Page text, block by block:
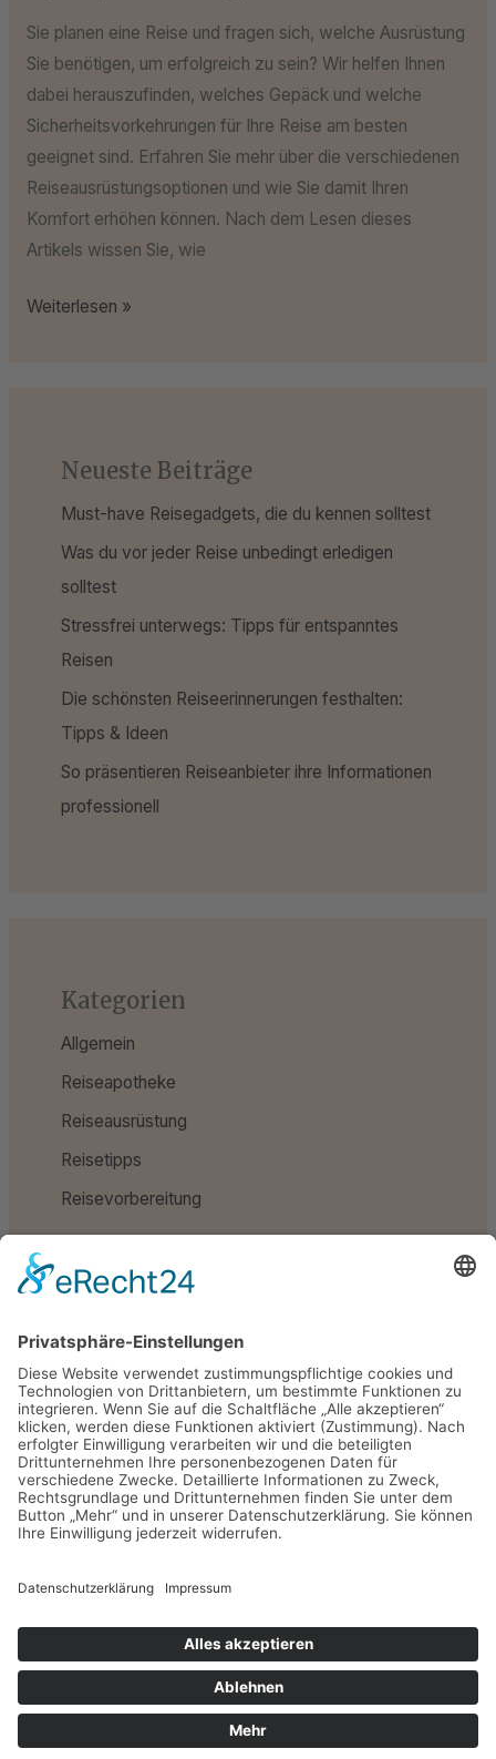
Sie planen eine Reise und fragen sich, welche Ausrüstung
Sie benötigen, um erfolgreich zu sein? Wir helfen Ihnen
dabei herauszufinden, welches Gepäck und welche
Sicherheitsvorkehrungen für Ihre Reise am besten
geeignet sind. Erfahren Sie mehr über die verschiedenen
Reiseausrüstungsoptionen und wie Sie damit Ihren
Komfort erhöhen können. Nach dem Lesen dieses
Artikels wissen Sie, wie
Weiterlesen »
Neueste Beiträge
Must-have Reisegadgets, die du kennen solltest
Was du vor jeder Reise unbedingt erledigen
solltest
Stressfrei unterwegs: Tipps für entspanntes
Reisen
Die schönsten Reiseerinnerungen festhalten:
Tipps & Ideen
So präsentieren Reiseanbieter ihre Informationen
professionell
Kategorien
Allgemein
Reiseapotheke
Reiseausrüstung
Reisetipps
Reisevorbereitung
Schlagwörter
Reiseapotheke Reiseausrüstung Reisetipps
Copyright © 2026 Unser Reise Tagebuch
Datenschutz
Impressum